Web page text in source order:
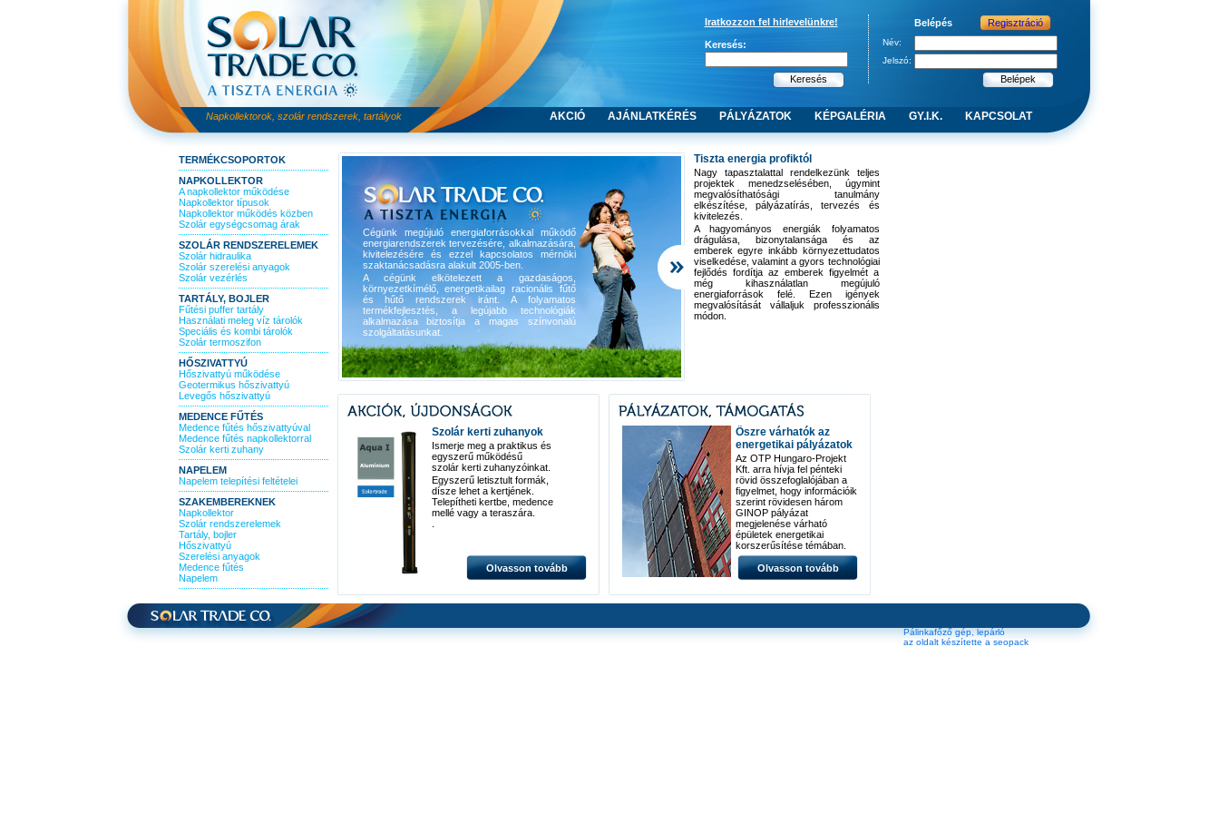
Keresés:
Belépés Regisztráció
Név:
Jelszó:
Iratkozzon fel hirlevelünkre!
Napkollektorok, szolár rendszerek, tartályok AKCIÓ AJÁNLATKÉRÉS PÁLYÁZATOK KÉPGALÉRIA GY.I.K. KAPCSOLAT
TERMÉKCSOPORTOK
NAPKOLLEKTOR
A napkollektor működése
Napkollektor típusok
Napkollektor működés közben
Szolár egységcsomag árak
SZOLÁR RENDSZERELEMEK
Szolár hidraulika
Szolár szerelési anyagok
Szolár vezérlés
TARTÁLY, BOJLER
Fűtési puffer tartály
Használati meleg víz tárolók
Speciális és kombi tárolók
Szolár termoszifon
HŐSZIVATTYÚ
Hőszivattyú működése
Geotermikus hőszivattyú
Levegős hőszivattyú
MEDENCE FŰTÉS
Medence fűtés hőszivattyúval
Medence fűtés napkollektorral
Szolár kerti zuhany
NAPELEM
Napelem telepítési feltételei
SZAKEMBEREKNEK
Napkollektor
Szolár rendszerelemek
Tartály, bojler
Hőszivattyú
Szerelési anyagok
Medence fűtés
Napelem
Cégünk megújuló energiaforrásokkal működő
energiarendszerek tervezésére, alkalmazására,
kivitelezésére és ezzel kapcsolatos mérnöki
szaktanácsadásra alakult 2005-ben.
A cégünk elkötelezett a gazdaságos,
környezetkímélő, energetikailag racionális fűtő
és hűtő rendszerek iránt. A folyamatos
termékfejlesztés, a legújabb technológiák
alkalmazása biztosítja a magas színvonalú
szolgáltatásunkat.
Tiszta energia profiktól
Nagy tapasztalattal rendelkezünk teljes
projektek menedzselésében, úgymint
megvalósíthatósági tanulmány
elkészítése, pályázatírás, tervezés és
kivitelezés.
A hagyományos energiák folyamatos
drágulása, bizonytalansága és az
emberek egyre inkább környezettudatos
viselkedése, valamint a gyors technológiai
fejlődés fordítja az emberek figyelmét a
még kihasználatlan megújuló
energiaforrások felé. Ezen igények
megvalósítását vállaljuk professzionális
módon.
Szolár kerti zuhanyok
Ismerje meg a praktikus és
egyszerű működésű
szolár kerti zuhanyzóinkat.
Egyszerű letisztult formák,
dísze lehet a kertjének.
Telepítheti kertbe, medence
mellé vagy a teraszára.
Olvasson tovább
Őszre várhatók az
energetikai pályázatok
Az OTP Hungaro-Projekt
Kft. arra hívja fel pénteki
rövid összefoglalójában a
figyelmet, hogy információik
szerint rövidesen három
GINOP pályázat
megjelenése várható
épületek energetikai
korszerűsítése témában.
Ezekről a legfontosabb
A GINOP 4.1.1-2015
fejlesztések
Olvasson tovább
Pálinkafőző gép, lepárló
az oldalt készítette a seopack